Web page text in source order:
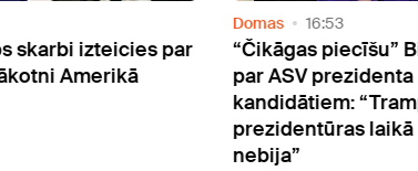
“Čikāgas piecīšu” Birkens izsakās
par ASV prezidenta amata
prezidentūras laikā nekādi kari
Vai